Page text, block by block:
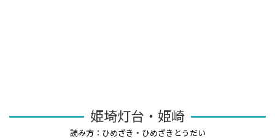
姫埼灯台・姫崎
読み方：ひめざき・ひめざきとうだい